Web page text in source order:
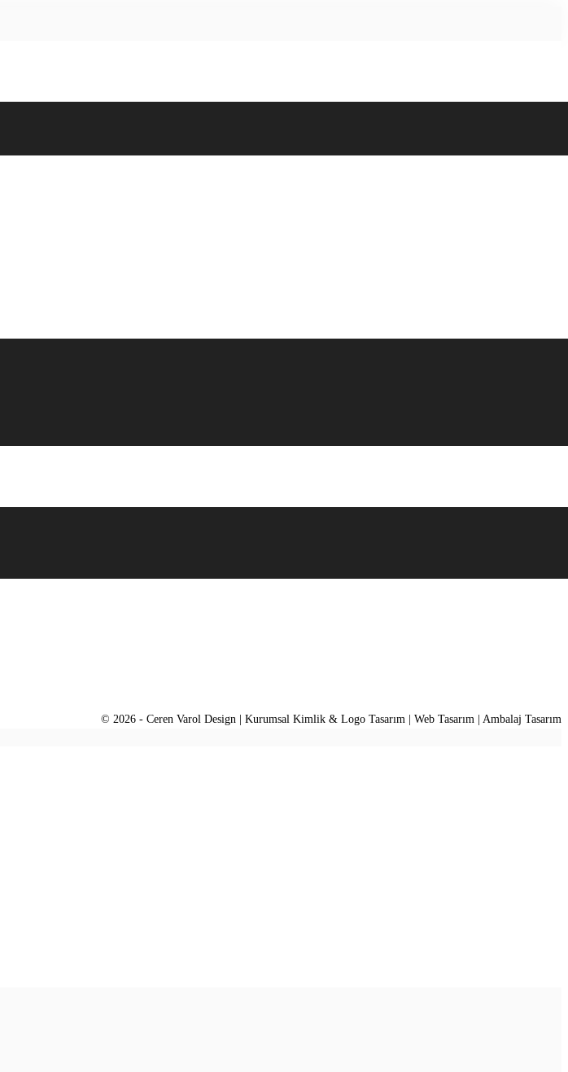
© 2026 - Ceren Varol Design | Kurumsal Kimlik & Logo Tasarım | Web Tasarım | Ambalaj Tasarım